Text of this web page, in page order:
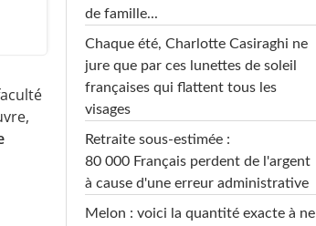
de famille...
Chaque été, Charlotte Casiraghi ne
jure que par ces lunettes de soleil
françaises qui flattent tous les
visages
Retraite sous-estimée :
80 000 Français perdent de l'argent
à cause d'une erreur administrative
Melon : voici la quantité exacte à ne